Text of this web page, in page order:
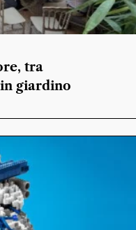
tra
giardino